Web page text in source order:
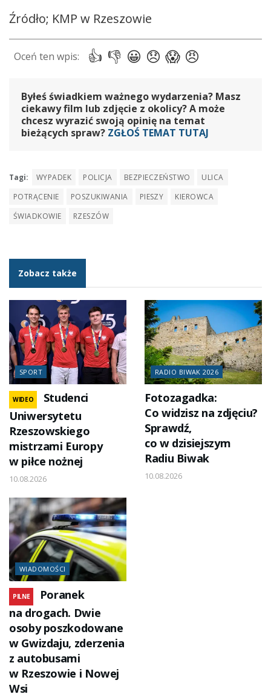
Źródło; KMP w Rzeszowie
Byłeś świadkiem ważnego wydarzenia? Masz
ciekawy film lub zdjęcie z okolicy? A może
chcesz wyrazić swoją opinię na temat
bieżących spraw? ZGŁOŚ TEMAT TUTAJ
Tagi: WYPADEK POLICJA BEZPIECZEŃSTWO
ULICA
POTRĄCENIE
POSZUKIWANIA PIESZY
KIEROWCA
ŚWIADKOWIE
RZESZÓW
Zobacz także
SPORT
WIDEO
Studenci
Uniwersytetu
Rzeszowskiego
mistrzami Europy
w piłce nożnej
10.08.2026
RADIO BIWAK 2026
Fotozagadka:
Co widzisz na zdjęciu?
Sprawdź,
co w dzisiejszym
Radiu Biwak
10.08.2026
WIADOMOŚCI
PILNE
Poranek
na drogach. Dwie
osoby poszkodowane
w Gwizdaju, zderzenia
z autobusami
w Rzeszowie i Nowej
Wsi